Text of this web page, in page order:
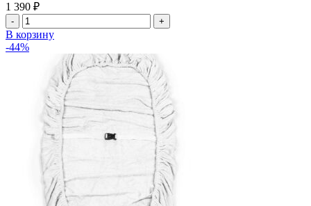
1 390 ₽
Количество
товара
Чехол
резинке
Фуксия
В корзину
-44%